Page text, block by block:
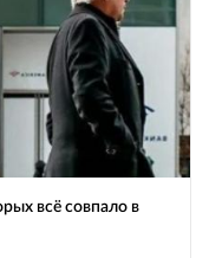
всё совпало в